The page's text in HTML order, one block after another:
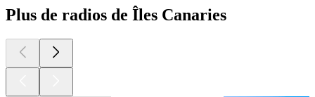
Plus de radios de Îles Canaries